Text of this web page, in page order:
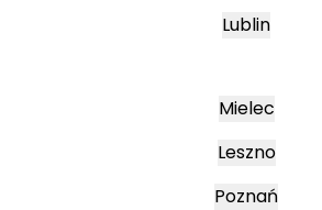
Lublin
Mielec
Leszno
Poznań